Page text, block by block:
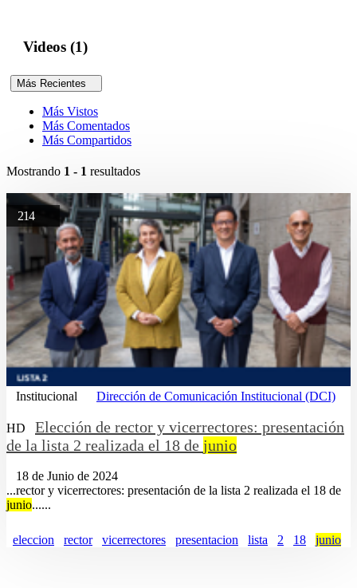
Videos (1)
Más Recientes
Más Vistos
Más Comentados
Más Compartidos
Mostrando 1 - 1 resultados
214
Institucional Dirección de Comunicación Institucional (DCI)
HD
Elección de rector y vicerrectores: presentación
de la lista 2 realizada el 18 de junio
18 de Junio de 2024
...rector y vicerrectores: presentación de la lista 2 realizada el 18 de
junio......
eleccion rector vicerrectores presentacion lista 2 18 junio